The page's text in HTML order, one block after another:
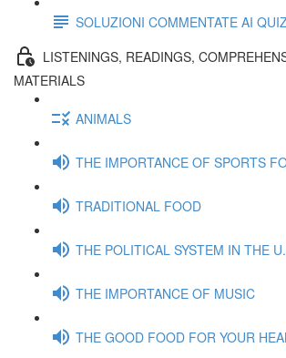
SOLUZIONI COMMENTATE AI QUIZ
LISTENINGS, READINGS,
MATERIALS
ANIMALS
THE IMPORTANCE OF SPORTS
TRADITIONAL FOOD
THE POLITICAL SYSTEM IN THE
THE IMPORTANCE OF MUSIC
THE GOOD FOOD FOR YOUR